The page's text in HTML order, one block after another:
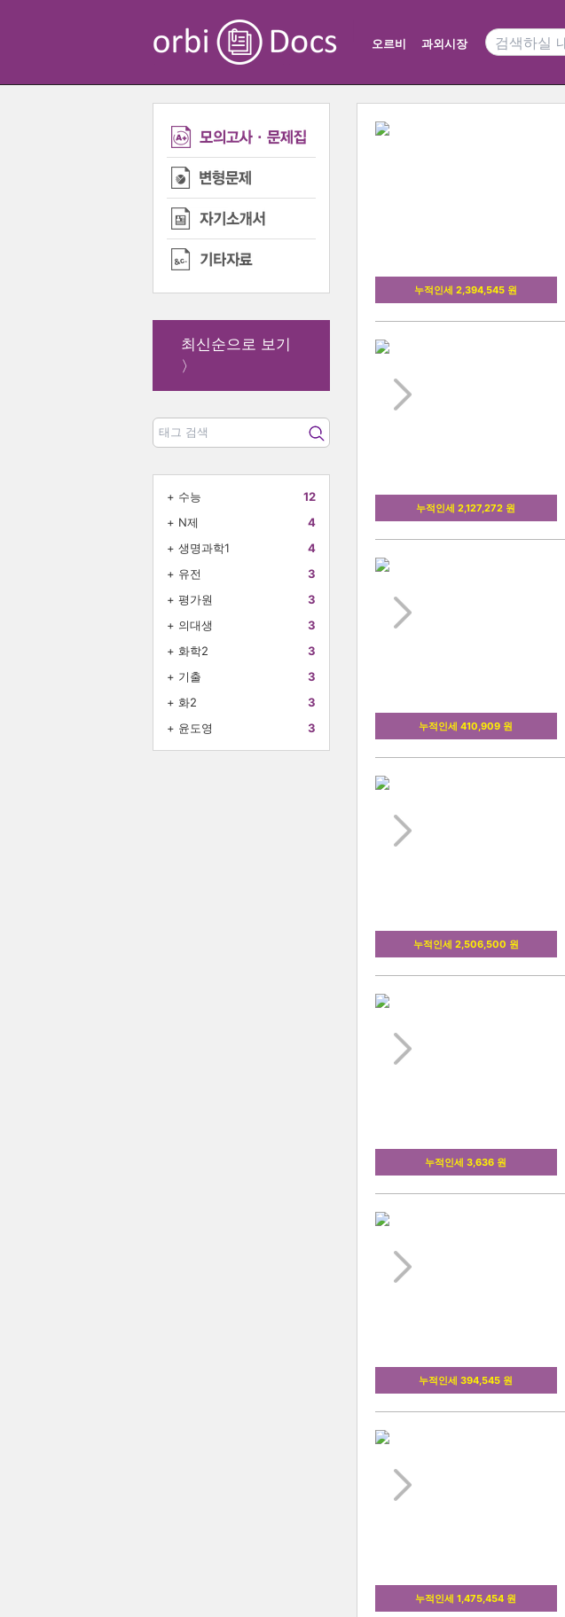
오르비 과외시장
최신순으로 보기
〉
+ 수능
12
+ N제
4
+ 생명과학1
4
+ 유전
3
+ 평가원
3
+ 의대생
3
+ 화학2
3
+ 기출
3
+ 화2
3
+ 윤도영 3
누적인세 2,394,545 원
누적인세 2,127,272 원
누적인세 410,909 원
누적인세 2,506,500 원
누적인세 3,636 원
누적인세 394,545 원
누적인세 1,475,454 원